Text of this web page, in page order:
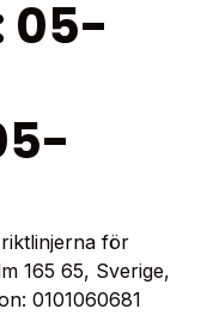
05-
för
165 65, Sverige,
0101060681